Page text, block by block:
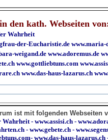
den kath. Webseiten
Wahrheit
der-Eucharistie.de www.maria-
weigand.de www.adoremus.de
www.gottliebtuns.com
www.das-haus-lazarus.ch
ist mit folgenden Webseiten
Wahrheit -www.assisi.ch -
-www.gebete.ch -
-www.das-haus-lazarus.ch